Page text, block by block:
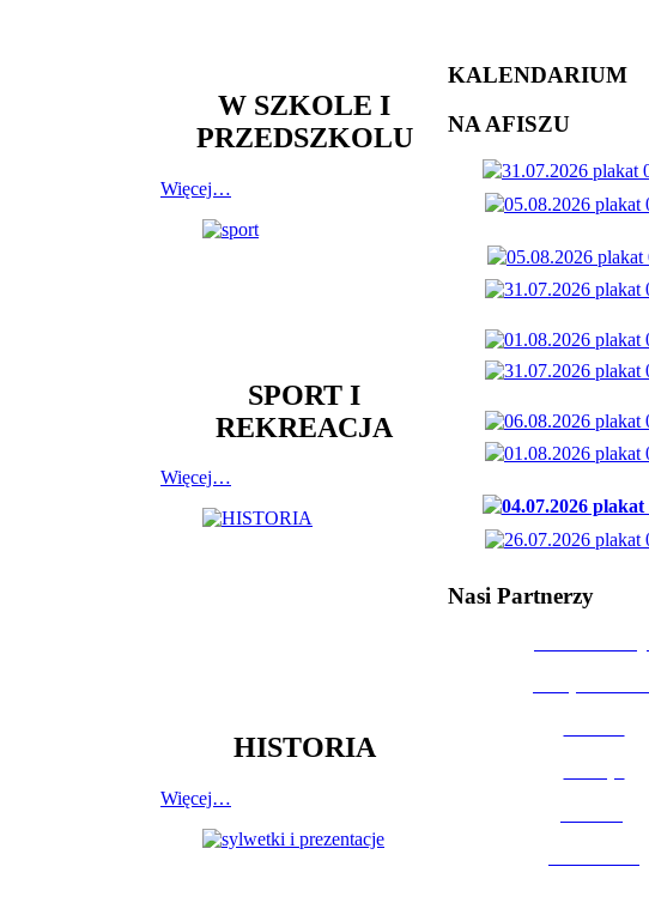
W SZKOLE I
PRZEDSZKOLU
Więcej…
SPORT I
REKREACJA
Więcej…
HISTORIA
Więcej…
KALENDARIUM
NA AFISZU
Nasi Partnerzy